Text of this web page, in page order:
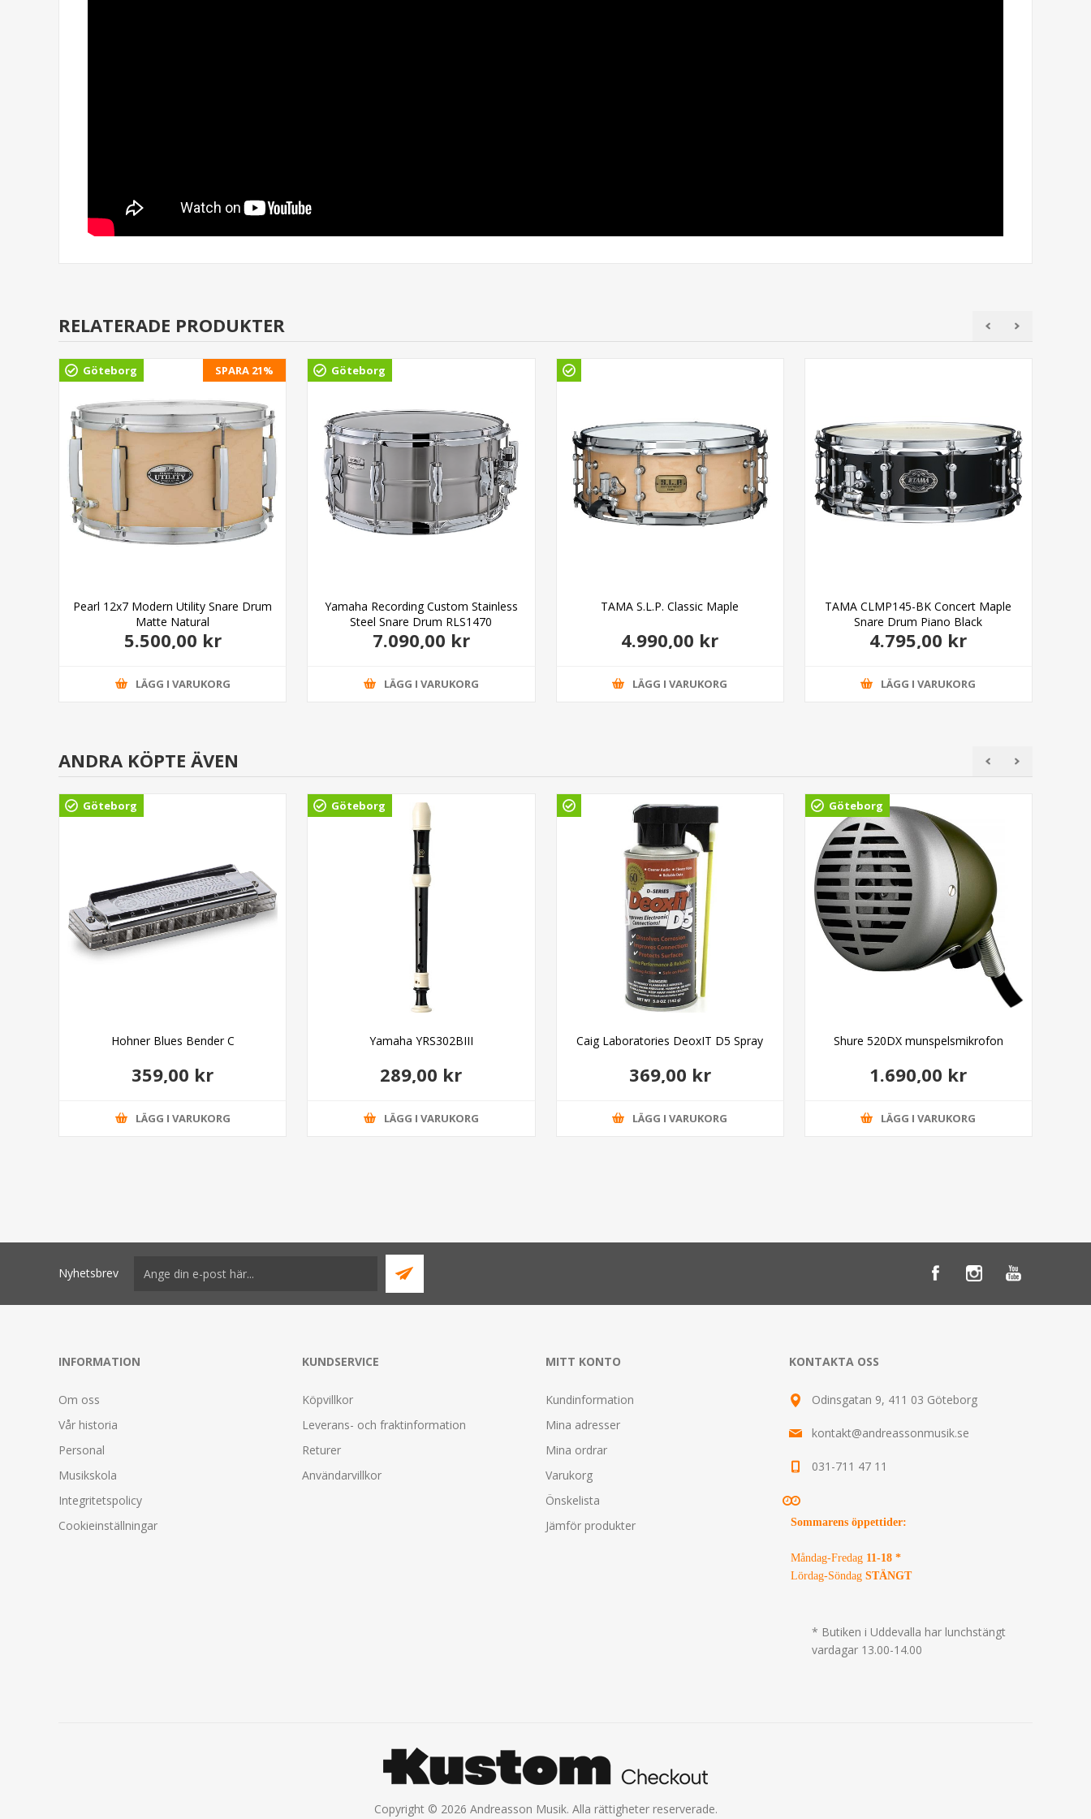
RELATERADE PRODUKTER
SPARA 21%
Göteborg
Pearl 12x7 Modern Utility Snare Drum
Matte Natural
5.500,00 kr
LÄGG I VARUKORG
Göteborg
Yamaha Recording Custom Stainless
Steel Snare Drum RLS1470
7.090,00 kr
LÄGG I VARUKORG
TAMA S.L.P. Classic Maple
4.990,00 kr
LÄGG I VARUKORG
TAMA CLMP145-BK Concert Maple
Snare Drum Piano Black
4.795,00 kr
LÄGG I VARUKORG
ANDRA KÖPTE ÄVEN
Göteborg
Hohner Blues Bender C
359,00 kr
LÄGG I VARUKORG
Göteborg
Yamaha YRS302BIII
289,00 kr
LÄGG I VARUKORG
Caig Laboratories DeoxIT D5 Spray
369,00 kr
LÄGG I VARUKORG
Göteborg
Shure 520DX munspelsmikrofon
1.690,00 kr
LÄGG I VARUKORG
Nyhetsbrev
INFORMATION
Om oss
Vår historia
Personal
Musikskola
Integritetspolicy
Cookieinställningar
KUNDSERVICE
Köpvillkor
Leverans- och fraktinformation
Returer
Användarvillkor
MITT KONTO
Kundinformation
Mina adresser
Mina ordrar
Varukorg
Önskelista
Jämför produkter
KONTAKTA OSS
Odinsgatan 9, 411 03 Göteborg
kontakt@andreassonmusik.se
031-711 47 11
Sommarens öppettider:
Måndag-Fredag 11-18 *
Lördag-Söndag STÄNGT
* Butiken i Uddevalla har lunchstängt
vardagar 13.00-14.00
Copyright © 2026 Andreasson Musik. Alla rättigheter reserverade.